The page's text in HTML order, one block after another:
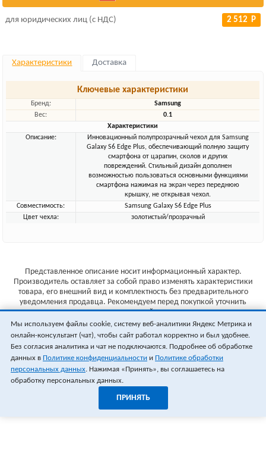
для юридических лиц (с НДС) 2 512 Р
Характеристики Доставка
Ключевые характеристики
Бренд:
Samsung
Вес:
0.1
Характеристики
Описание:
Инновационный полупрозрачный чехол для Samsung
Galaxy S6 Edge Plus, обеспечивающий полную защиту
смартфона от царапин, сколов и других
повреждений. Стильный дизайн дополнен
возможностью пользоваться основными функциями
смартфона нажимая на экран через переднюю
крышку, не открывая чехол.
Совместимость:
Samsung Galaxy S6 Edge Plus
Цвет чехла:
золотистый/прозрачный
Представленное описание носит информационный характер.
Производитель оставляет за собой право изменять характеристики
товара, его внешний вид и комплектность без предварительного
уведомления продавца. Рекомендуем перед покупкой уточнить
характеристики товара на сайте производителя.
Указанные цены не являются публичной офертой (ст.435 ГК РФ).
Стоимость и наличие товара уточняйте у менеджера.
Мы используем файлы cookie, систему веб-аналитики Яндекс Метрика и
онлайн-консультант (чат), чтобы сайт работал корректно и был удобнее.
Без согласия аналитика и чат не подключаются. Подробнее об обработке
данных в Политике конфиденциальности и Политике обработки
персональных данных. Нажимая «Принять», вы соглашаетесь на
обработку персональных данных.
ПРИНЯТЬ